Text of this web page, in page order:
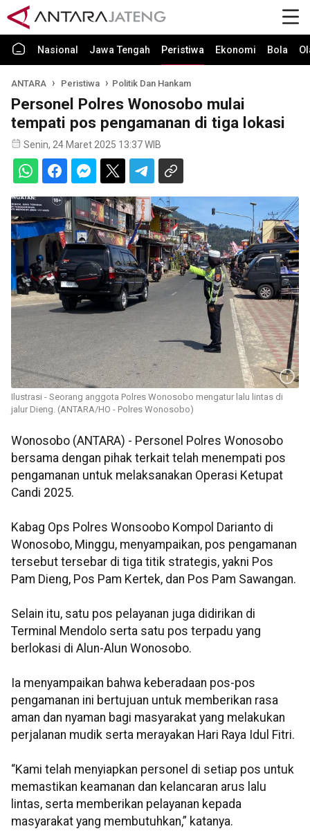
Nasional Jawa Tengah Peristiwa Ekonomi Bola
ANTARA Peristiwa Politik Dan Hankam
Personel Polres Wonosobo mulai
tempati pos pengamanan di tiga lokasi
Senin, 24 Maret 2025 13:37 WIB
Ilustrasi - Seorang anggota Polres Wonosobo mengatur lalu lintas di
jalur Dieng. (ANTARA/HO - Polres Wonosobo)
Wonosobo (ANTARA) - Personel Polres Wonosobo
bersama dengan pihak terkait telah menempati pos
pengamanan untuk melaksanakan Operasi Ketupat
Candi 2025.
Kabag Ops Polres Wonsoobo Kompol Darianto di
Wonosobo, Minggu, menyampaikan, pos pengamanan
tersebut tersebar di tiga titik strategis, yakni Pos
Pam Dieng, Pos Pam Kertek, dan Pos Pam Sawangan.
Selain itu, satu pos pelayanan juga didirikan di
Terminal Mendolo serta satu pos terpadu yang
berlokasi di Alun-Alun Wonosobo.
Ia menyampaikan bahwa keberadaan pos-pos
pengamanan ini bertujuan untuk memberikan rasa
aman dan nyaman bagi masyarakat yang melakukan
perjalanan mudik serta merayakan Hari Raya Idul Fitri.
“Kami telah menyiapkan personel di setiap pos untuk
memastikan keamanan dan kelancaran arus lalu
lintas, serta memberikan pelayanan kepada
masyarakat yang membutuhkan,” katanya.